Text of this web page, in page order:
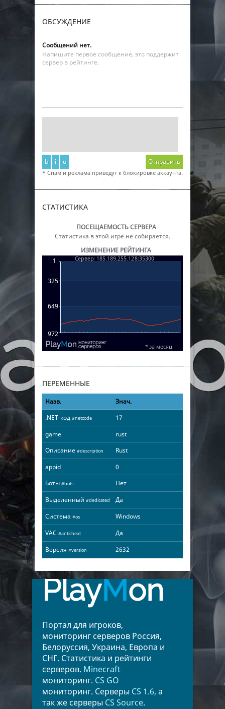
ОБСУЖДЕНИЕ
Сообщений нет.
Напишите первое сообщение, это поддержит
сервер в рейтинге.
b i u Отправить
* Спам и реклама приведут к блокировке аккаунта.
СТАТИСТИКА
ПОСЕЩАЕМОСТЬ СЕРВЕРА
Статистика в этой игре не собирается.
ИЗМЕНЕНИЕ РЕЙТИНГА
ПЕРЕМЕННЫЕ
Назв.
Знач.
.NET-код #netcode
17
game
rust
Описание #description
Rust
appid
0
Боты #bots
Нет
Выделенный #dedicated
Да
Система #os
Windows
VAC #anticheat
Да
Версия #version 2632
PlayMon
Портал для игроков,
мониторинг серверов Россия,
Белоруссия, Украина, Европа и
СНГ. Статистика и рейтинги
серверов. Minecraft
мониторинг. CS GO
мониторинг. Серверы CS 1.6, а
так же серверы CS Source.